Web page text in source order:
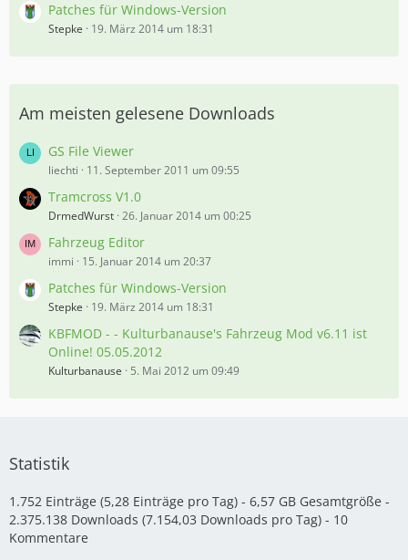
Patches für Windows-Version
Stepke 19. März 2014 um 18:31
Am meisten gelesene Downloads
GS File Viewer
liechti 11. September 2011 um 09:55
Tramcross V1.0
DrmedWurst 26. Januar 2014 um 00:25
Fahrzeug Editor
immi 15. Januar 2014 um 20:37
Patches für Windows-Version
Stepke 19. März 2014 um 18:31
KBFMOD - - Kulturbanause's Fahrzeug Mod v6.11 ist
Online! 05.05.2012
Kulturbanause 5. Mai 2012 um 09:49
Statistik
1.752 Einträge (5,28 Einträge pro Tag) - 6,57 GB Gesamtgröße -
2.375.138 Downloads (7.154,03 Downloads pro Tag) - 10
Kommentare